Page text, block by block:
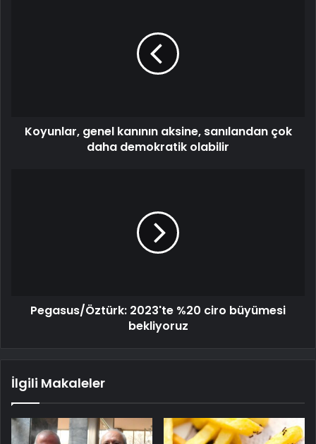
Koyunlar, genel kanının aksine, sanılandan çok
daha demokratik olabilir
Pegasus/Öztürk: 2023'te %20 ciro büyümesi
bekliyoruz
İlgili Makaleler